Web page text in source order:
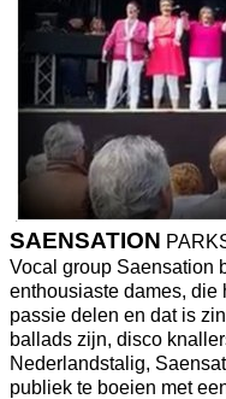
SAENSATION
Vocal group Saensation
enthousiaste dames,
passie delen en dat is
ballads zijn, disco
Nederlandstalig,
publiek te boeien met